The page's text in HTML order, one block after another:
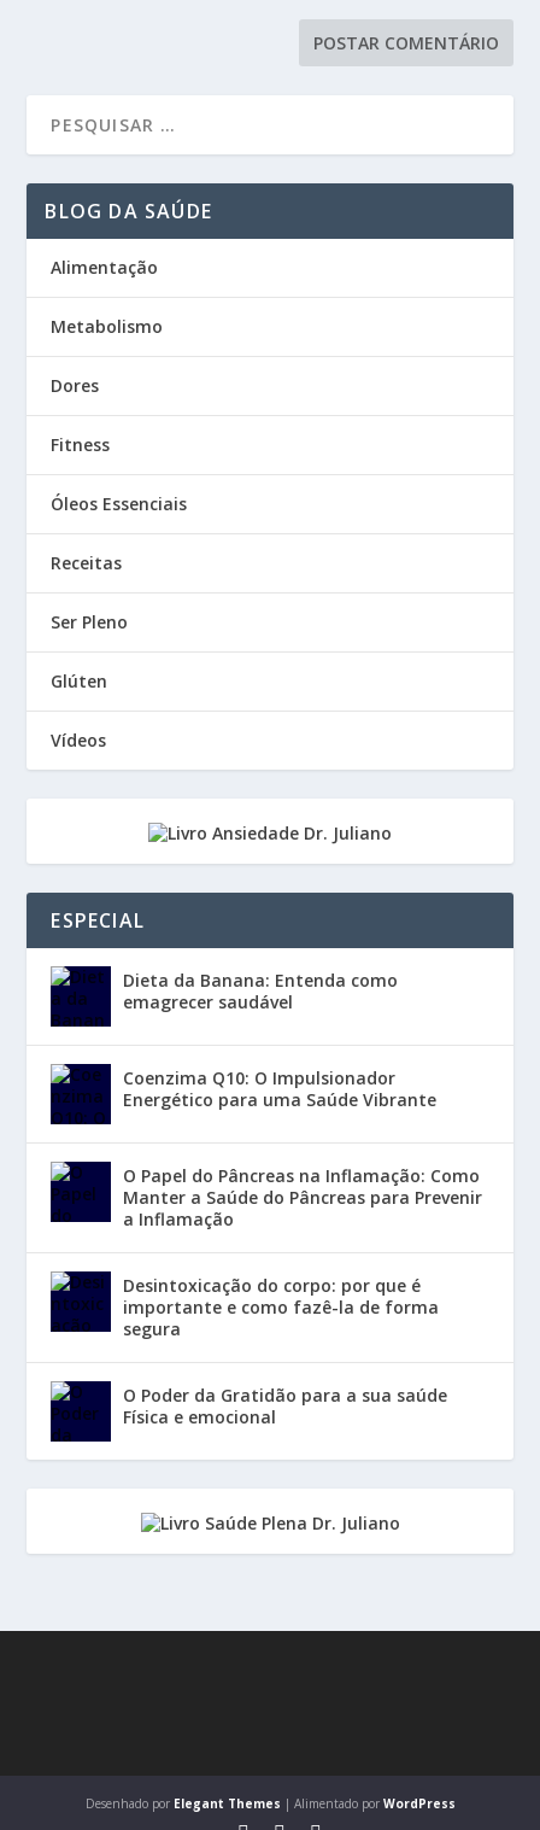
BLOG DA SAÚDE
Alimentação
Metabolismo
Dores
Fitness
Óleos Essenciais
Receitas
Ser Pleno
Glúten
Vídeos
ESPECIAL
Dieta da Banana: Entenda como
emagrecer saudável
Coenzima Q10: O Impulsionador
Energético para uma Saúde Vibrante
O Papel do Pâncreas na Inflamação: Como
Manter a Saúde do Pâncreas para Prevenir
a Inflamação
Desintoxicação do corpo: por que é
importante e como fazê-la de forma
segura
O Poder da Gratidão para a sua saúde
Física e emocional
Desenhado por Elegant Themes | Alimentado por WordPress